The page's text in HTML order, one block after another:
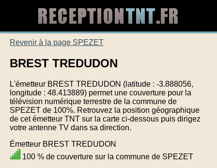
Revenir à la page SPEZET
BREST TREDUDON
L'émetteur BREST TREDUDON (latitude : -3.888056,
longitude : 48.413889) permet une couverture pour la
télévision numérique terrestre de la commune de
SPEZET de 100%. Retrouvez la position géographique
de cet émetteur TNT sur la carte ci-dessous puis dirigez
votre antenne TV dans sa direction.
Émetteur BREST TREDUDON
100 % de couverture sur la commune de SPEZET